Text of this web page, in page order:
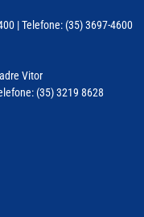
| Telefone: (35) 3697-4600
Vitor
(35) 3219 8628